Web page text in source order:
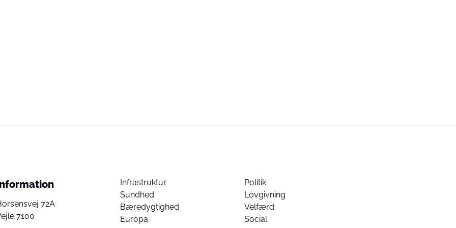
72A
7100
Infrastruktur
Sundhed
Bæredygtighed
Europa
Politik
Lovgivning
Velfærd
Social